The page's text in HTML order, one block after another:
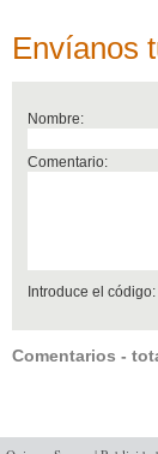
Envíanos
Nombre:
Comentario:
Introduce el código:
Comentarios -